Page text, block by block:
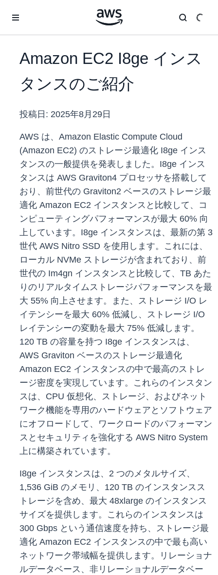
Amazon EC2 I8ge インス
タンスのご紹介
投稿日: 2025年8月29日
AWS は、Amazon Elastic Compute Cloud
(Amazon EC2) のストレージ最適化 I8ge インス
タンスの一般提供を発表しました。I8ge インス
タンスは AWS Graviton4 プロセッサを搭載して
おり、前世代の Graviton2 ベースのストレージ最
適化 Amazon EC2 インスタンスと比較して、コ
ンピューティングパフォーマンスが最大 60% 向
上しています。I8ge インスタンスは、最新の第 3
世代 AWS Nitro SSD を使用します。これには、
ローカル NVMe ストレージが含まれており、前
世代の Im4gn インスタンスと比較して、TB あた
りのリアルタイムストレージパフォーマンスを最
大 55% 向上させます。また、ストレージ I/O レ
イテンシーを最大 60% 低減し、ストレージ I/O
レイテンシーの変動を最大 75% 低減します。
120 TB の容量を持つ I8ge インスタンスは、
AWS Graviton ベースのストレージ最適化
Amazon EC2 インスタンスの中で最高のストレ
ージ密度を実現しています。これらのインスタン
スは、CPU 仮想化、ストレージ、およびネット
ワーク機能を専用のハードウェアとソフトウェア
にオフロードして、ワークロードのパフォーマン
スとセキュリティを強化する AWS Nitro System
上に構築されています。
I8ge インスタンスは、2 つのメタルサイズ、
1,536 GiB のメモリ、120 TB のインスタンスス
トレージを含め、最大 48xlarge のインスタンス
サイズを提供します。これらのインスタンスは
300 Gbps という通信速度を持ち、ストレージ最
適化 Amazon EC2 インスタンスの中で最も高い
ネットワーク帯域幅を提供します。リレーショナ
ルデータベース、非リレーショナルデータベー